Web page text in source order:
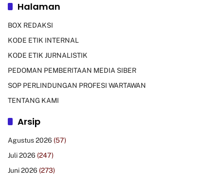
Halaman
BOX REDAKSI
KODE ETIK INTERNAL
KODE ETIK JURNALISTIK
PEDOMAN PEMBERITAAN MEDIA SIBER
SOP PERLINDUNGAN PROFESI WARTAWAN
TENTANG KAMI
Arsip
Agustus 2026 (57)
Juli 2026 (247)
Juni 2026 (273)